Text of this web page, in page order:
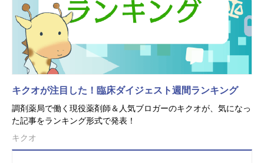
キクオが注目した！臨床ダイジェスト週間ランキング
調剤薬局で働く現役薬剤師＆人気ブロガーのキクオが、気になっ
た記事をランキング形式で発表！
キクオ